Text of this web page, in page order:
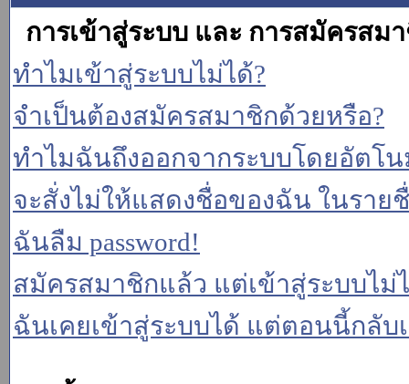
การเข้าสู่ระบบ และ การสมัครสม
ทำไมเข้าสู่ระบบไม่ได้?
จำเป็นต้องสมัครสมาชิกด้วยหรือ?
ทำไมฉันถึงออกจากระบบโดยอัตโ
จะสั่งไม่ให้แสดงชื่อของฉัน ในราย
ฉันลืม password!
สมัครสมาชิกแล้ว แต่เข้าสู่ระบบไม่
ฉันเคยเข้าสู่ระบบได้ แต่ตอนนี้กลับ